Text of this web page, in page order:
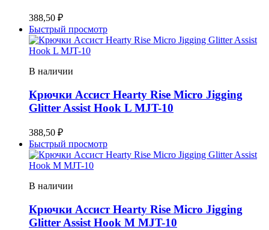
388,50 ₽
Быстрый просмотр
В наличии
Крючки Ассист Hearty Rise Micro Jigging
Glitter Assist Hook L MJT-10
388,50 ₽
Быстрый просмотр
В наличии
Крючки Ассист Hearty Rise Micro Jigging
Glitter Assist Hook M MJT-10